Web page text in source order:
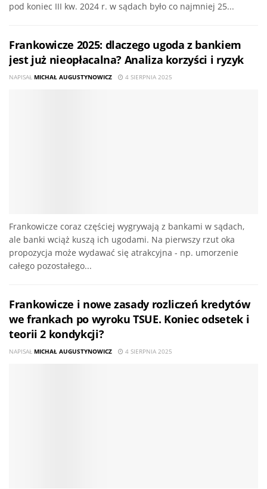
pod koniec III kw. 2024 r. w sądach było co najmniej 25...
Frankowicze 2025: dlaczego ugoda z bankiem
jest już nieopłacalna? Analiza korzyści i ryzyk
NAPISAŁ MICHAŁ AUGUSTYNOWICZ 4 SIERPNIA 2025
Frankowicze coraz częściej wygrywają z bankami w sądach,
ale banki wciąż kuszą ich ugodami. Na pierwszy rzut oka
propozycja może wydawać się atrakcyjna - np. umorzenie
całego pozostałego...
Frankowicze i nowe zasady rozliczeń kredytów
we frankach po wyroku TSUE. Koniec odsetek i
teorii 2 kondykcji?
NAPISAŁ MICHAŁ AUGUSTYNOWICZ 4 SIERPNIA 2025